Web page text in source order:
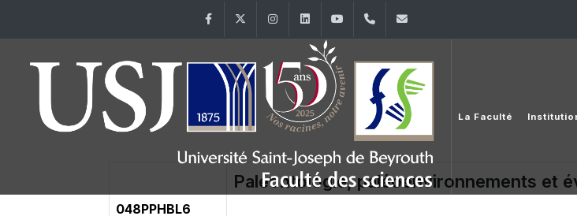
FacebookTwitter InstagramLinkedInYouTube+961 (1) 421 368
La Faculté
048PPHBL6
Paléontologie, paléoenvironnements et